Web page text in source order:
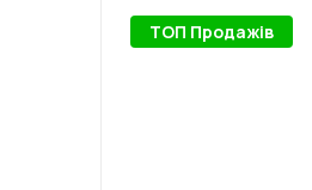
ТОП Продажів